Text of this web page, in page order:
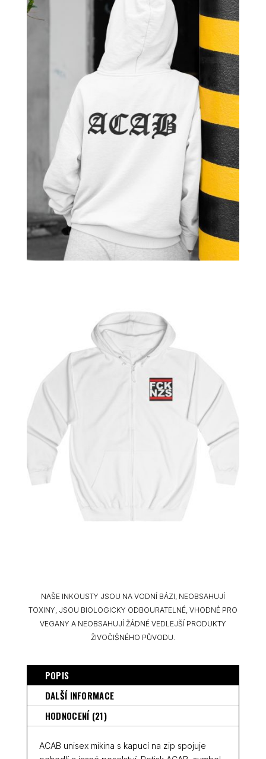
NAŠE INKOUSTY JSOU NA VODNÍ BÁZI, NEOBSAHUJÍ
TOXINY, JSOU BIOLOGICKY ODBOURATELNÉ, VHODNÉ PRO
VEGANY A NEOBSAHUJÍ ŽÁDNÉ VEDLEJŠÍ PRODUKTY
ŽIVOČIŠNÉHO PŮVODU.
POPIS
DALŠÍ INFORMACE
HODNOCENÍ (21)
ACAB unisex mikina s kapucí na zip spojuje